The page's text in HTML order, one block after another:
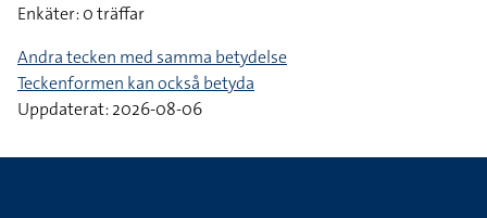
Enkäter: 0 träffar
Andra tecken med samma betydelse
Teckenformen kan också betyda
Uppdaterat: 2026-08-06